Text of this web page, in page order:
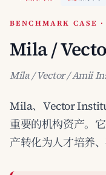
BENCHMARK CASE
Mila /
Mila / Vector / Amii
Mila、Vector
重要的机构资产。
产转化为人才培养